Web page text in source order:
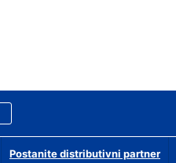
Postanite distributivni partner